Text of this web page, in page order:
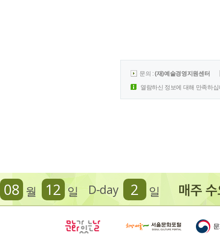
문의 :(재)예술경영지원센터
열람하신 정보에 대해 만족하
D-day 2 일
08 월 12 일